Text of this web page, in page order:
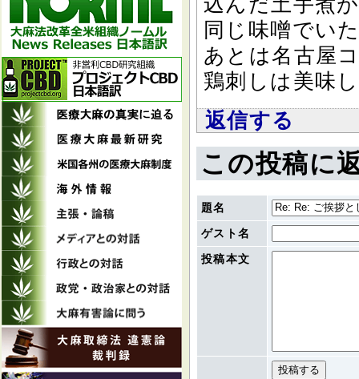
同じ味噌でい
あとは名古屋
鶏刺しは美味
返信する
この投稿に
題名
ゲスト名
投稿本文